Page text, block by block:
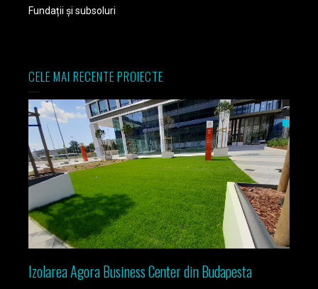
Fundații și subsoluri
CELE MAI RECENTE PROIECTE
Izolarea Agora Business Center din Budapesta